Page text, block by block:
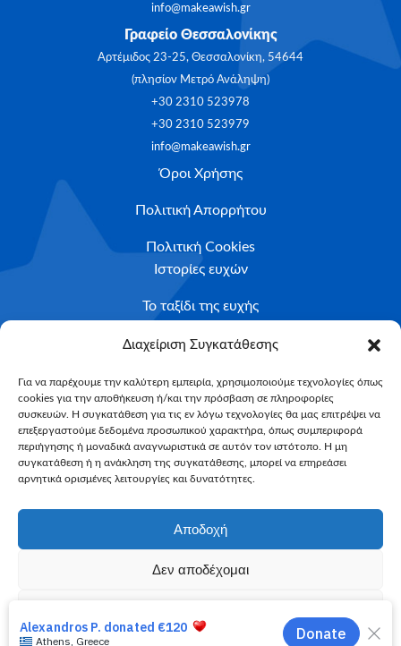
Διαχείριση Συγκατάθεσης
Για να παρέχουμε την καλύτερη εμπειρία, χρησιμοποιούμε τεχνολογίες όπως
cookies για την αποθήκευση ή/και την πρόσβαση σε πληροφορίες
συσκευών. Η συγκατάθεση για τις εν λόγω τεχνολογίες θα μας επιτρέψει να
επεξεργαστούμε δεδομένα προσωπικού χαρακτήρα, όπως συμπεριφορά
περιήγησης ή μοναδικά αναγνωριστικά σε αυτόν τον ιστότοπο. Η μη
συγκατάθεση ή η ανάκληση της συγκατάθεσης, μπορεί να επηρεάσει
αρνητικά ορισμένες λειτουργίες και δυνατότητες.
Αποδοχή
Δεν αποδέχομαι
info@makeawish.gr
Γραφείο Θεσσαλονίκης
Αρτέμιδος 23-25, Θεσσαλονίκη, 54644
(πλησίον Μετρό Ανάληψη)
+30 2310 523978
+30 2310 523979
info@makeawish.gr
Όροι Χρήσης
Πολιτική Απορρήτου
Πολιτική Cookies
Ιστορίες ευχών
Το ταξίδι της ευχής
Κριτήρια Καταλληλότητας
Υποβολή Αιτήματος
NEWSLETTER
Email*
Web Magic by